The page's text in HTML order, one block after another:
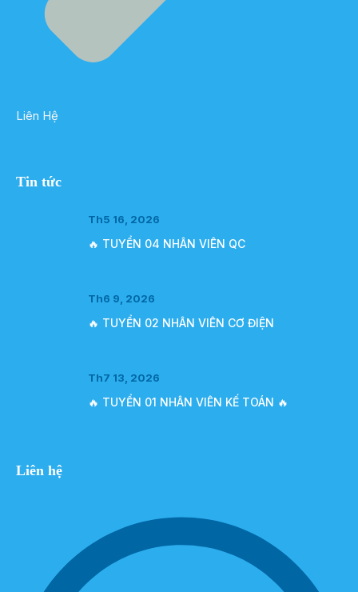
Liên Hệ
Tin tức
Th5 16, 2026
🔥 TUYỂN 04 NHÂN VIÊN QC
Th6 9, 2026
🔥 TUYỂN 02 NHÂN VIÊN CƠ ĐIỆN
Th7 13, 2026
🔥 TUYỂN 01 NHÂN VIÊN KẾ TOÁN 🔥
Liên hệ